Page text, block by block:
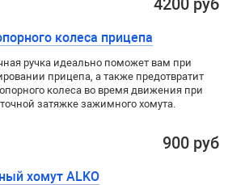
4200 руб
колеса прицепа
ручка идеально поможет вам при
прицепа, а также предотвратит
колеса во время движения при
затяжке зажимного хомута.
900 руб
хомут ALKO